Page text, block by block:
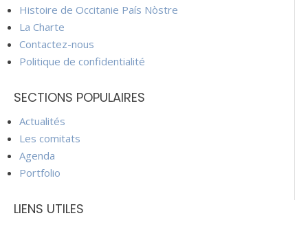
Histoire de Occitanie País Nòstre
La Charte
Contactez-nous
Politique de confidentialité
SECTIONS POPULAIRES
Actualités
Les comitats
Agenda
Portfolio
LIENS UTILES